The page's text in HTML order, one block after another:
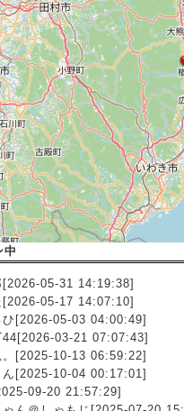
中
[2026-05-31 14:19:38]
[2026-05-17 14:07:10]
ひ[2026-05-03 04:00:49]
03-21 07:07:43]
。[2025-10-13 06:59:22]
ん[2025-10-04 00:17:01]
09-20 21:57:29]